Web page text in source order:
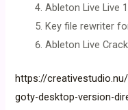
Ableton Live Live
Key file rewriter
Ableton Live
https://
goty-desktop-version-